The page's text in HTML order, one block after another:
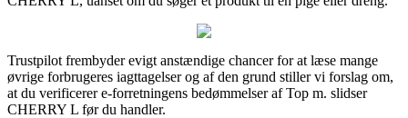
Trustpilot frembyder evigt anstændige chancer for at læse mange
øvrige forbrugeres iagttagelser og af den grund stiller vi forslag om,
at du verificerer e-forretningens bedømmelser af Top m. slidser
CHERRY L før du handler.